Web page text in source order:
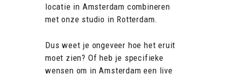
locatie in Amsterdam combineren
met onze studio in Rotterdam.
Dus weet je ongeveer hoe het eruit
moet zien? Of heb je specifieke
wensen om in Amsterdam een live